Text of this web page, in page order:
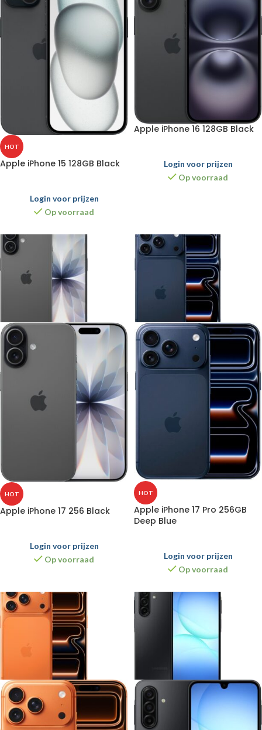
HOT
Apple iPhone 15 128GB Black
Login voor prijzen
Op voorraad
Apple iPhone 16 128GB Black
Login voor prijzen
Op voorraad
HOT
Apple iPhone 17 256 Black
Login voor prijzen
Op voorraad
HOT
Apple iPhone 17 Pro 256GB
Deep Blue
Login voor prijzen
Op voorraad